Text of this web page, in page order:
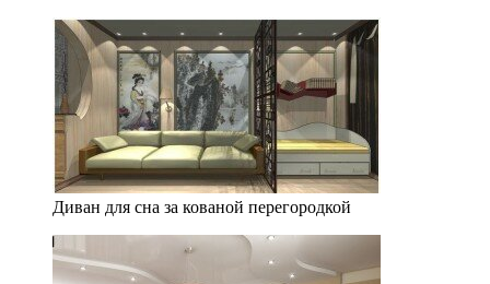
Диван для сна за кованой перегородкой